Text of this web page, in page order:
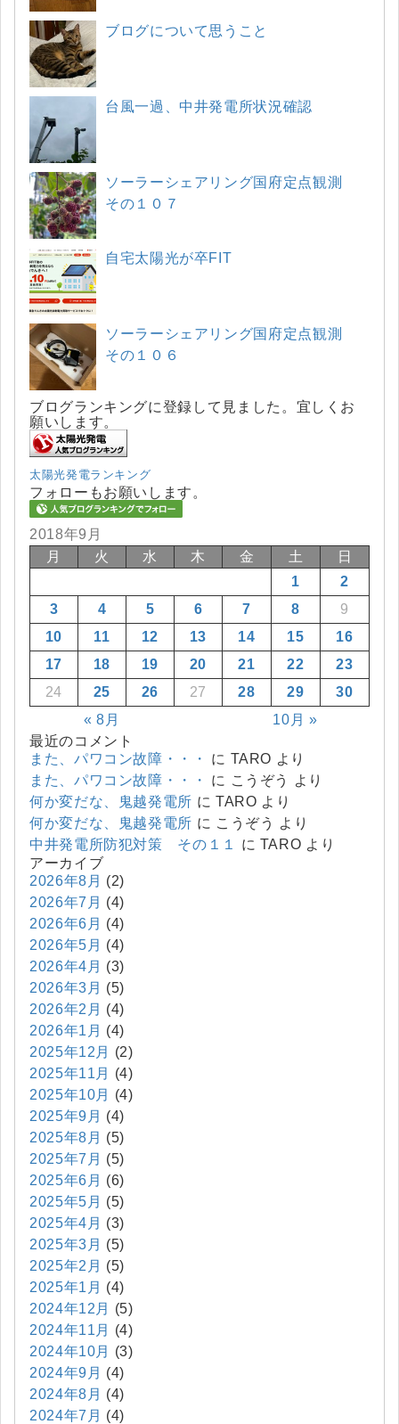
ブログについて思うこと
台風一過、中井発電所状況確認
ソーラーシェアリング国府定点観測
その１０７
自宅太陽光が卒FIT
ソーラーシェアリング国府定点観測
その１０６
ブログランキングに登録して見ました。宜しくお
願いします。
太陽光発電ランキング
フォローもお願いします。
2018年9月
月
火 水 木 金 土 日
« 8月 10月 »
1
2
3
4 5 6 7 8
9
10
11 12 13 14 15
16
17
18 19 20 21 22
23
24
25 26 27 28 29 30
最近のコメント
また、パワコン故障・・・
に TARO より
また、パワコン故障・・・
に こうぞう
より
何か変だな、鬼越発電所 に TARO より
何か変だな、鬼越発電所 に こうぞう
より
中井発電所防犯対策 その１１
に TARO より
アーカイブ
2026年8月 (2)
2026年7月 (4)
2026年6月 (4)
2026年5月 (4)
2026年4月 (3)
2026年3月 (5)
2026年2月 (4)
2026年1月 (4)
2025年12月
(2)
2025年11月
(4)
2025年10月
(4)
2025年9月 (4)
2025年8月 (5)
2025年7月 (5)
2025年6月 (6)
2025年5月 (5)
2025年4月 (3)
2025年3月 (5)
2025年2月 (5)
2025年1月 (4)
2024年12月
(5)
2024年11月
(4)
2024年10月
(3)
2024年9月 (4)
2024年8月 (4)
2024年7月 (4)